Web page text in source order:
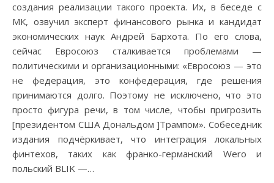
создания реализации такого проекта. Их, в беседе с
МК, озвучил эксперт финансового рынка и кандидат
экономических наук Андрей Бархота. По его слова,
сейчас Евросоюз сталкивается проблемами —
политическими и организационными: «Евросоюз — это
не федерация, это конфедерация, где решения
принимаются долго. Поэтому не исключено, что это
просто фигура речи, в том числе, чтобы пригрозить
[президентом США Дональдом ]Трампом». Собеседник
издания подчёркивает, что интеграция локальных
финтехов, таких как франко-германский Wero и
польский BLIK —…